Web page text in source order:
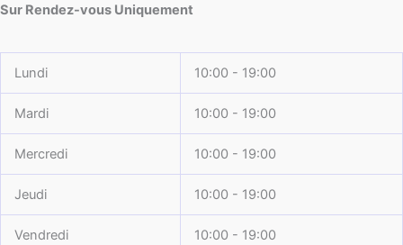
Sur Rendez-vous Uniquement
Lundi 10:00 - 19:00
Mardi 10:00 - 19:00
Mercredi 10:00 - 19:00
Jeudi 10:00 - 19:00
Vendredi 10:00 - 19:00